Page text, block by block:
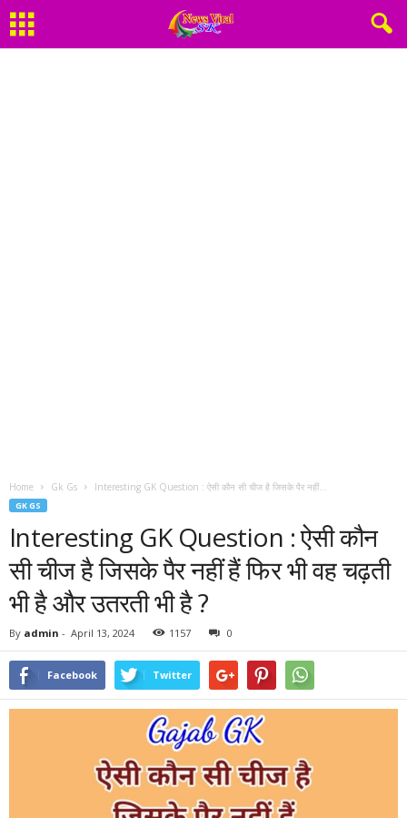
Home Gk Gs Interesting GK Question : ऐसी कौन सी चीज है जिसके पैर नहीं...
GK GS
Interesting GK Question : ऐसी कौन
सी चीज है जिसके पैर नहीं हैं फिर भी वह चढ़ती
भी है और उतरती भी है ?
By admin - April 13, 2024 1157 0
Facebook Twitter